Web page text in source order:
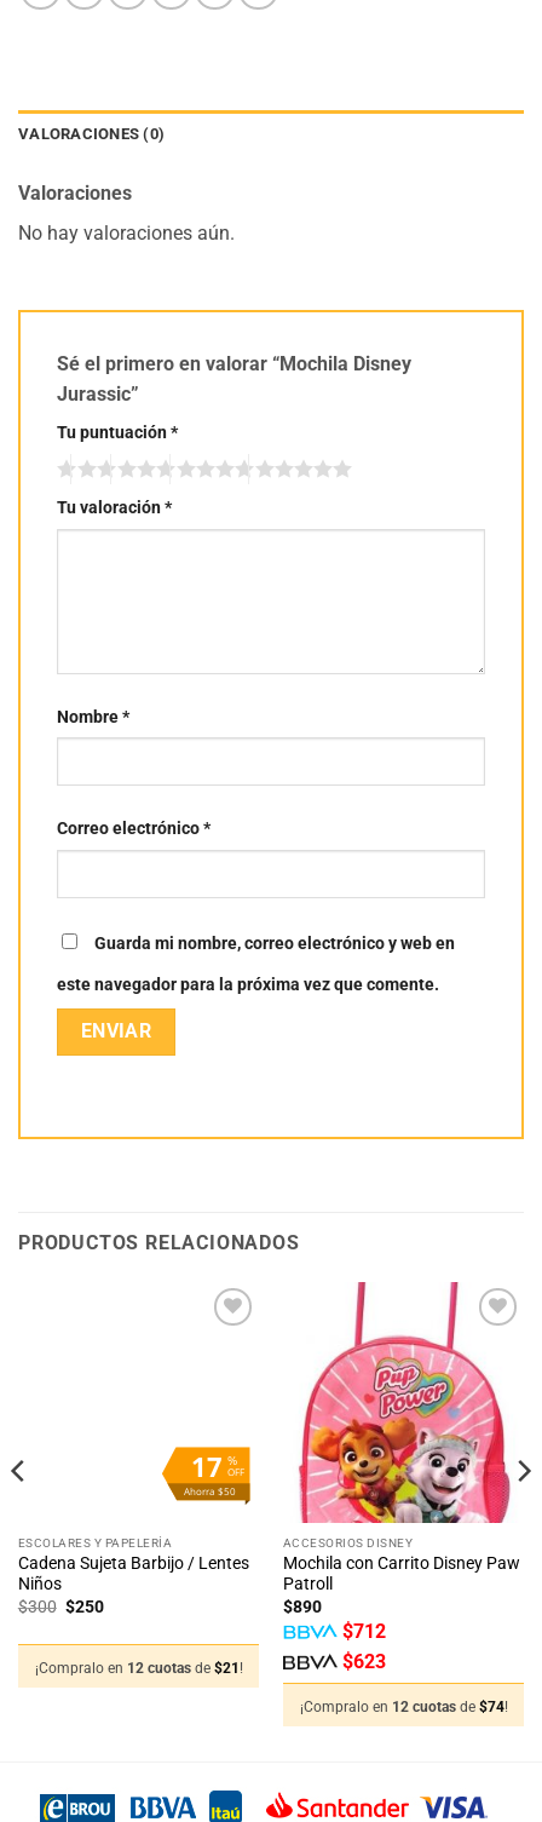
VALORACIONES (0)
Valoraciones
No hay valoraciones aún.
Sé el primero en valorar “Mochila Disney
Jurassic”
Tu puntuación*
Tu valoración*
Nombre*
Correo electrónico*
Guarda mi nombre, correo electrónico y web en
este navegador para la próxima vez que comente.
PRODUCTOS RELACIONADOS
%
OFF
17
Ahorra $50
ESCOLARES Y PAPELERÍA
Cadena Sujeta Barbijo / Lentes
Niños
$300 El
$300.
$250El
$250.
¡Compralo en 12 cuotas de $21 !
lista
de
deseos
ACCESORIOS DISNEY
Mochila con Carrito Disney Paw
Patroll
$890
$712
$623
¡Compralo en 12 cuotas de $74!